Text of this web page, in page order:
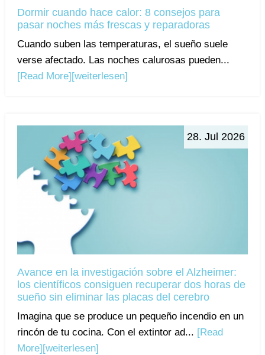
Dormir cuando hace calor: 8 consejos para
pasar noches más frescas y reparadoras
Cuando suben las temperaturas, el sueño suele
verse afectado. Las noches calurosas pueden...
[Read More] [weiterlesen]
28. Jul 2026
Avance en la investigación sobre el Alzheimer:
los científicos consiguen recuperar dos horas de
sueño sin eliminar las placas del cerebro
Imagina que se produce un pequeño incendio en un
rincón de tu cocina. Con el extintor ad... [Read
More][weiterlesen]